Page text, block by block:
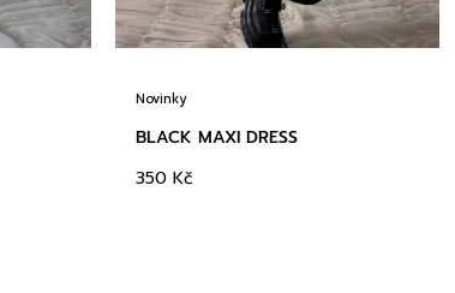
Novinky
BLACK MAXI DRESS
350 Kč